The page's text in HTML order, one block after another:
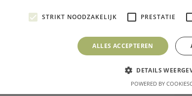
STRIKT NOODZAKELIJK PRESTATIE
ALLES ACCEPTEREN
DETAILS
POWERED BY